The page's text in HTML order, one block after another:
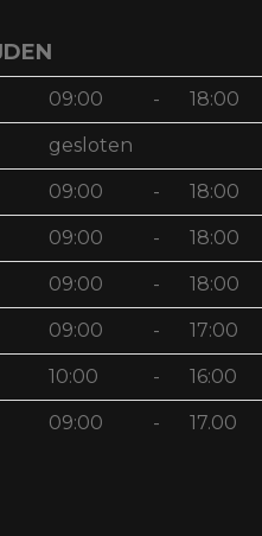
09:00 - 18:00
gesloten
09:00 - 18:00
09:00 - 18:00
09:00 - 18:00
09:00 - 17:00
10:00 - 16:00
09:00 - 17.00